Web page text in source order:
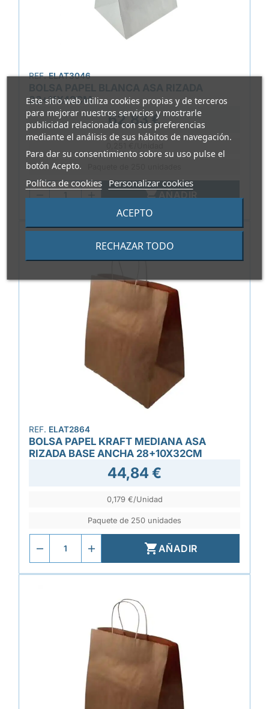
Este sitio web utiliza cookies propias y de terceros
para mejorar nuestros servicios y mostrarle
publicidad relacionada con sus preferencias
mediante el análisis de sus hábitos de navegación.
Para dar su consentimiento sobre su uso pulse el
botón Acepto.
Política de cookies Personalizar cookies
RECHAZAR TODO
ACEPTO
REF.ELAT3046
32+11X42CM
62,83 €
AÑADIR
REF. ELAT2864
BOLSA PAPEL KRAFT MEDIANA ASA
RIZADA BASE ANCHA 28+10X32CM
44,84 €
0,179 €/Unidad
Paquete de 250 unidades
AÑADIR